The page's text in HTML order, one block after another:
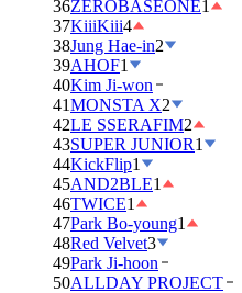
36ZEROBASEONE1
37KiiiKiii4
38Jung Hae-in2
39AHOF1
40Kim Ji-won
41MONSTA X2
42LE SSERAFIM2
43SUPER JUNIOR1
44KickFlip1
45AND2BLE1
46TWICE1
47Park Bo-young1
48Red Velvet3
49Park Ji-hoon
50ALLDAY PROJECT
BTS